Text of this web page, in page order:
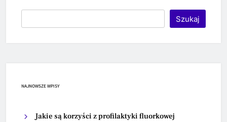
Szukaj
NAJNOWSZE WPISY
Jakie są korzyści z profilaktyki fluorkowej